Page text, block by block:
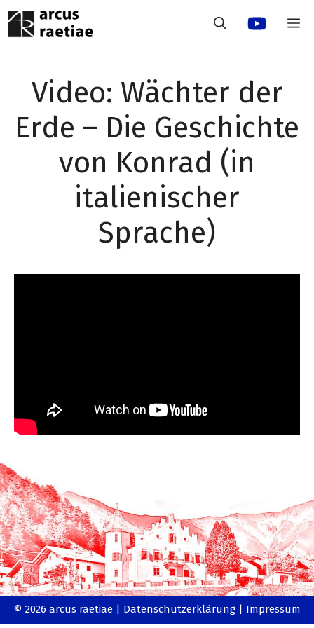
Zum
Inhalt
Video: Wächter der
Erde – Die Geschichte
von Konrad (in
italienischer
Sprache)
© 2026 arcus raetiae | Datenschutzerklärung | Impressum